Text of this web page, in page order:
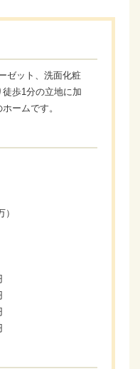
ゼット、洗面化粧
歩1分の立地に加
ームです。